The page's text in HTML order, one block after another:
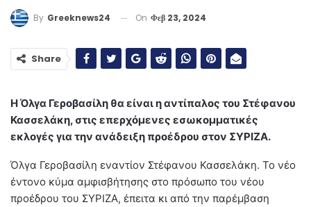
By Greeknews24 On Φεβ 23, 2024
Share
Η Όλγα Γεροβασίλη θα είναι η αντίπαλος του Στέφανου
Κασσελάκη, στις επερχόμενες εσωκομματικές
εκλογές για την ανάδειξη προέδρου στον ΣΥΡΙΖΑ.
Όλγα Γεροβασίλη εναντίον Στέφανου Κασσελάκη. Το νέο
έντονο κύμα αμφισβήτησης στο πρόσωπο του νέου
προέδρου του ΣΥΡΙΖΑ, έπειτα κι από την παρέμβαση